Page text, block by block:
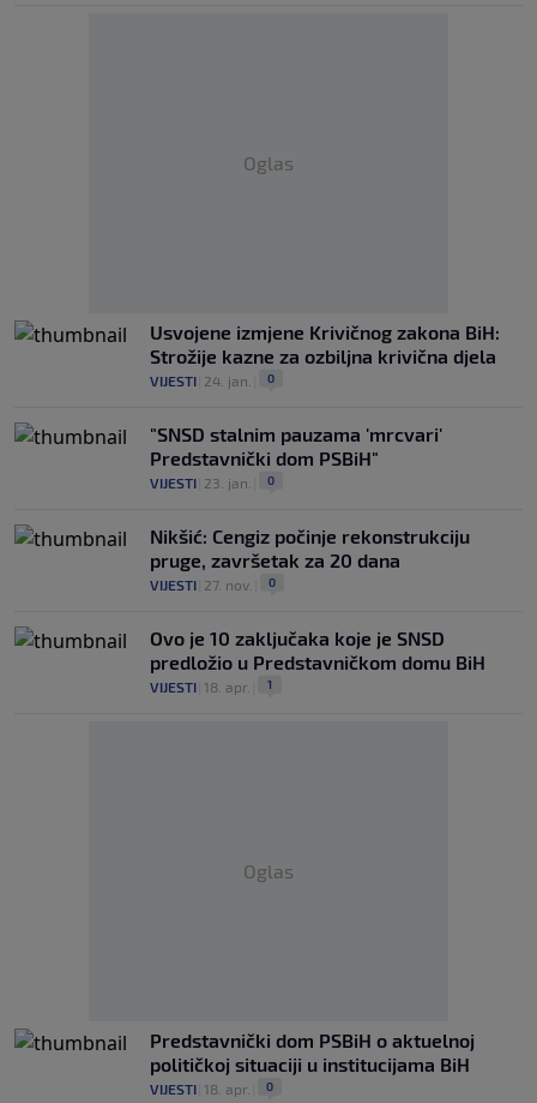
Oglas
Usvojene izmjene Krivičnog zakona BiH:
Strožije kazne za ozbiljna krivična djela
VIJESTI 24. jan. 0
"SNSD stalnim pauzama 'mrcvari'
Predstavnički dom PSBiH"
VIJESTI 23. jan. 0
Nikšić: Cengiz počinje rekonstrukciju
pruge, završetak za 20 dana
VIJESTI 27. nov. 0
Ovo je 10 zaključaka koje je SNSD
predložio u Predstavničkom domu BiH
VIJESTI 18. apr. 1
Oglas
Predstavnički dom PSBiH o aktuelnoj
političkoj situaciji u institucijama BiH
VIJESTI 18. apr. 0